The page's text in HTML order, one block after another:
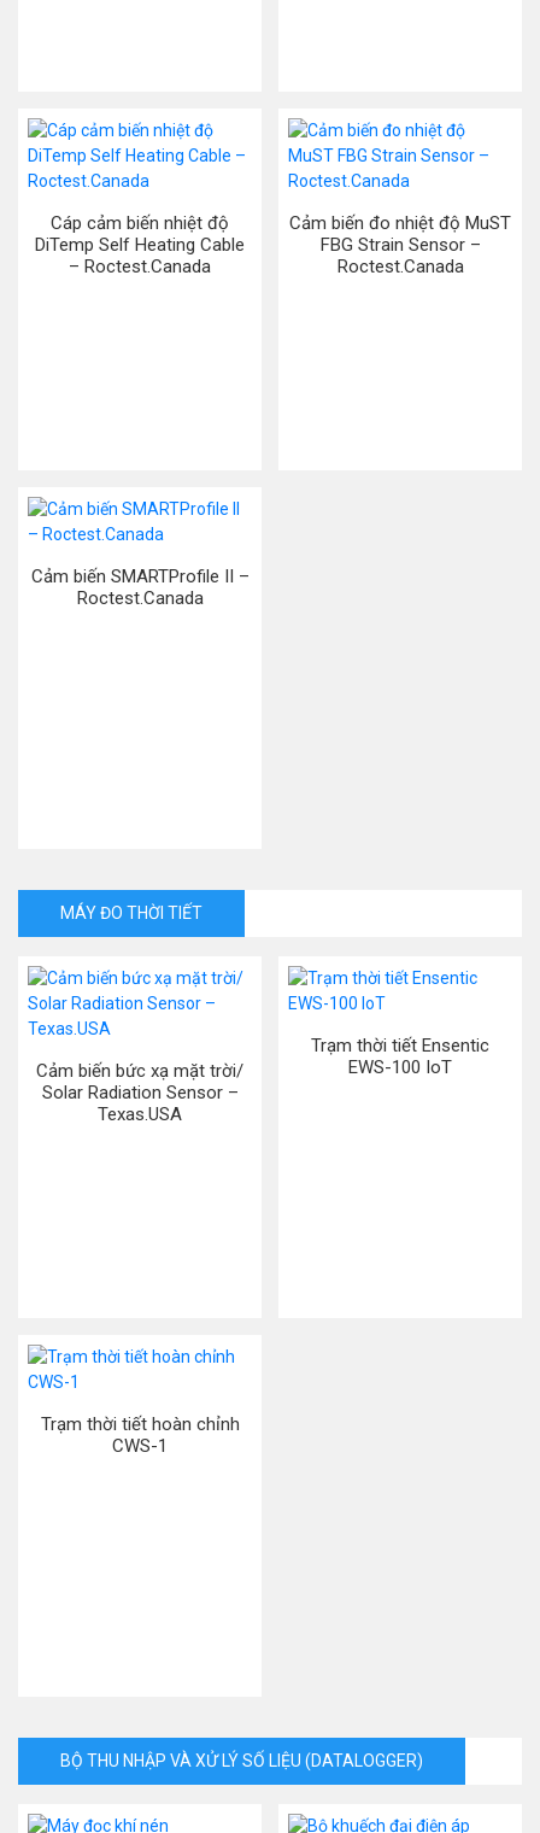
Cáp cảm biến nhiệt độ
DiTemp Self Heating Cable
– Roctest.Canada
Cảm biến đo nhiệt độ MuST
FBG Strain Sensor –
Roctest.Canada
Cảm biến SMARTProfile II –
Roctest.Canada
MÁY ĐO THỜI TIẾT
Cảm biến bức xạ mặt trời/
Solar Radiation Sensor –
Texas.USA
Trạm thời tiết Ensentic
EWS-100 IoT
Trạm thời tiết hoàn chỉnh
CWS-1
BỘ THU NHẬP VÀ XỬ LÝ SỐ LIỆU (DATALOGGER)